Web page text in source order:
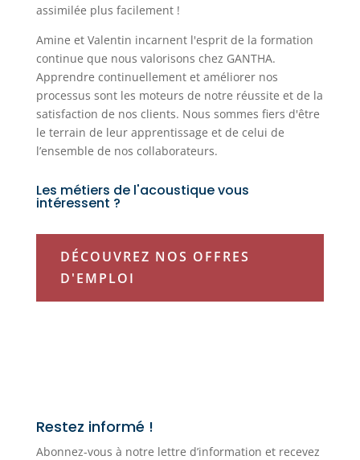
assimilée plus facilement !
Amine et Valentin incarnent l'esprit de la formation
continue que nous valorisons chez GANTHA.
Apprendre continuellement et améliorer nos
processus sont les moteurs de notre réussite et de la
satisfaction de nos clients. Nous sommes fiers d'être
le terrain de leur apprentissage et de celui de
l’ensemble de nos collaborateurs.
Les métiers de l'acoustique vous
intéressent ?
DÉCOUVREZ NOS OFFRES
D'EMPLOI
Restez informé !
Abonnez-vous à notre lettre d’information et recevez